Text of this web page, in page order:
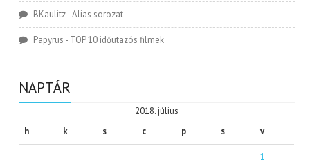
BKaulitz-Alias sorozat
Papyrus - TOP 10 időutazós filmek
NAPTÁR
2018. július
h
k s c p s v
1